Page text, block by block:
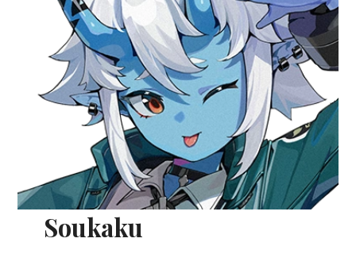
Soukaku